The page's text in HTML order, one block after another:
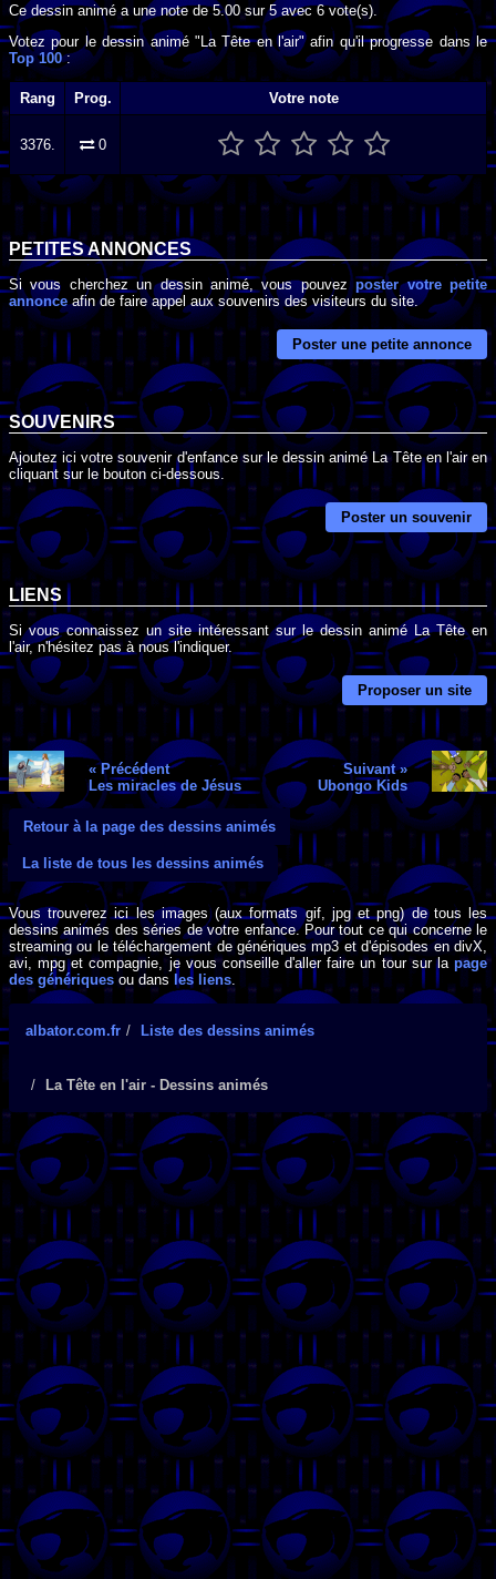
Ce dessin animé a une note de5.00 sur5 avec6vote(s).
Votez pour le dessin animé "La Tête en l'air" afin qu'il progresse dans le
Top 100:
Rang Prog. Votre note
3376. 0
PETITES ANNONCES
Si vous cherchez un dessin animé, vous pouvezposter votre petite
annonceafin de faire appel aux souvenirs des visiteurs du site.
Poster une petite annonce
SOUVENIRS
Ajoutez ici votre souvenir d'enfance sur le dessin animé La Tête en l'air en
cliquant sur le bouton ci-dessous.
Poster un souvenir
LIENS
Si vous connaissez un site intéressant sur le dessin animé La Tête en
l'air, n'hésitez pas à nous l'indiquer.
Proposer un site
« Précédent
Les miracles de Jésus
Suivant »
Ubongo Kids
Retour à la page des dessins animés
La liste de tous les dessins animés
Vous trouverez ici les images (aux formats gif, jpg et png) de tous les
dessins animés des séries de votre enfance. Pour tout ce qui concerne le
streaming ou le téléchargement de génériques mp3 et d'épisodes en divX,
avi, mpg et compagnie, je vous conseille d'aller faire un tour sur la page
des génériques ou dans les liens.
albator.com.fr Liste des dessins animés
La Tête en l'air - Dessins animés